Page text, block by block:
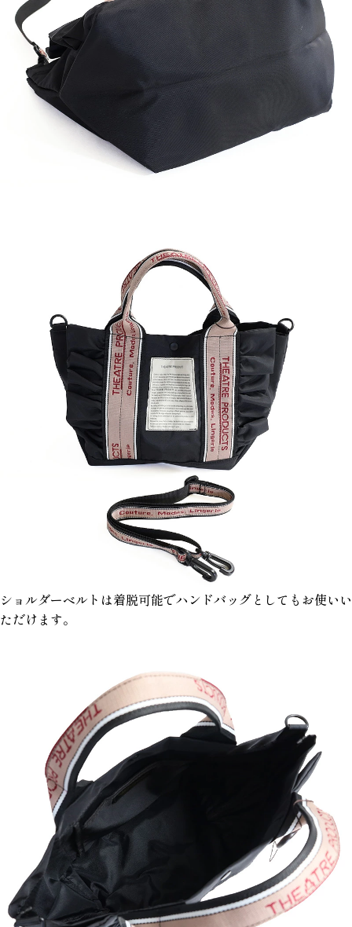
ショルダーベルトは着脱可能でハンドバッグとしてもお使いい
ただけます。